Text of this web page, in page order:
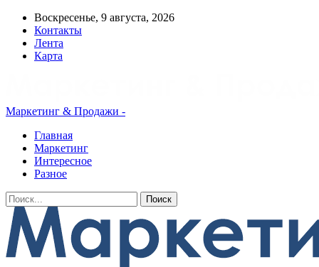
Воскресенье, 9 августа, 2026
Контакты
Лента
Карта
Маркетинг & Продажи -
Главная
Маркетинг
Интересное
Разное